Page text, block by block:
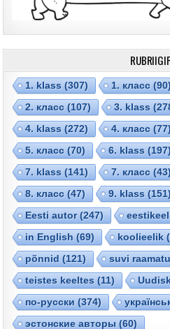
1. klass(307) 1. класс
2. класс(107) 3. klass
4. klass(272) 4. класс
5. класс(70) 6. klass
7. klass(141) 7. класс
8. класс(47) 9. klass
Eesti autor(247)
in English(69) koolieelik
põnnid(121) suvi
teistes keeltes(11)
по-русски(374)
эстонские авторы(60)